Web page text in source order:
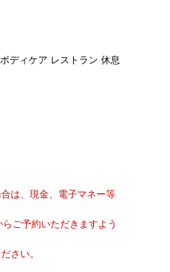
ディケア レストラン 休息
は、現金、電子マネー等
ご予約いただきますよう
さい。